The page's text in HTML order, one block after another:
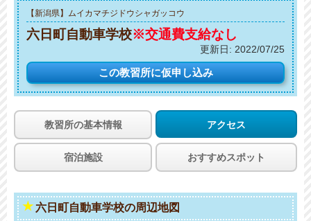
【新潟県】ムイカマチジドウシャガッコウ
六日町自動車学校※交通費支給なし
更新日: 2022/07/25
この教習所に仮申し込み
教習所の基本情報 アクセス
宿泊施設 おすすめスポット
六日町自動車学校の周辺地図